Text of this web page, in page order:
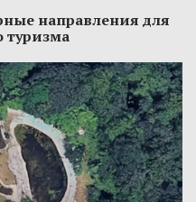
направления для
туризма